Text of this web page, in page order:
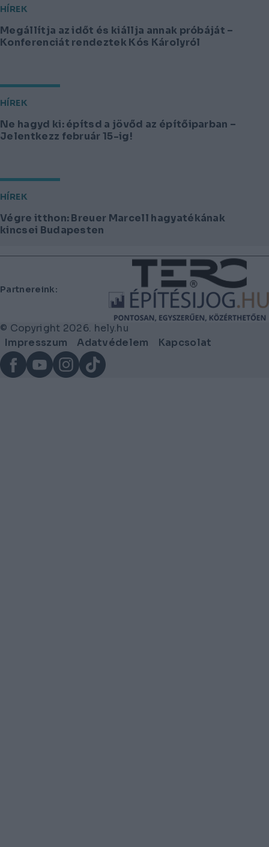
HÍREK
Megállítja az időt és kiállja annak próbáját –
Konferenciát rendeztek Kós Károlyról
HÍREK
Ne hagyd ki: építsd a jövőd az építőiparban –
Jelentkezz február 15-ig!
HÍREK
Végre itthon: Breuer Marcell hagyatékának
kincsei Budapesten
Lábléc
Partnereink:
© Copyright 2026. hely.hu
Lábléc
menü
Impresszum Adatvédelem
Kapcsolat
FacebookYouTubeInstagram